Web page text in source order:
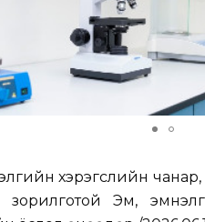
хэрэгслийн чанар,
Эм,